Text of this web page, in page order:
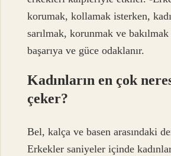
korumak, kollamak isterken,
sarılmak, korunmak ve
başarıya ve güce odaklanır.
Kadınların en çok
çeker?
Bel, kalça ve basen arasındaki
Erkekler saniyeler içinde